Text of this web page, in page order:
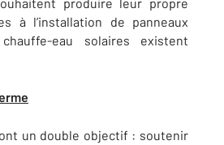
à l’installation de panneaux
eau solaires existent
un double objectif : soutenir